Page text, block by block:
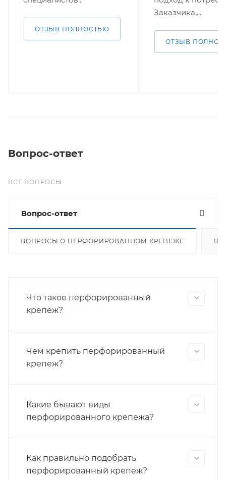
ОТЗЫВ ПОЛНОСТЬЮ
Заказчика,...
ОТЗЫВ
Вопрос-ответ
ВСЕ ВОПРОСЫ
Вопрос-ответ
ВОПРОСЫ О ПЕРФОРИРОВАННОМ КРЕПЕЖЕ
Что такое перфорированный
крепеж?
Чем крепить перфорированный
крепеж?
Какие бывают виды
перфорированного крепежа?
Как правильно подобрать
перфорированный крепеж?